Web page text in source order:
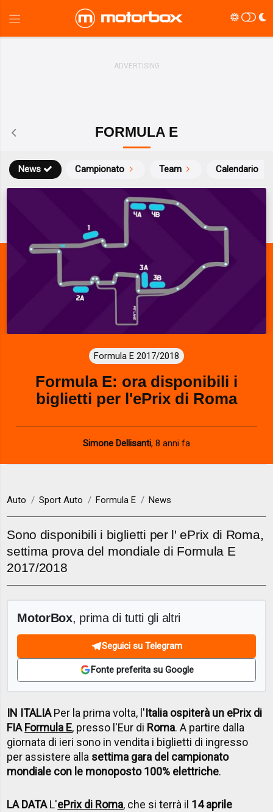
FORMULA E
News Campionato Team Calendario
Formula E 2017/2018
Formula E: ora disponibili i
biglietti per l'ePrix di Roma
Simone Dellisanti, 8 anni fa
Auto Sport Auto Formula E News
Sono disponibili i biglietti per l' ePrix di Roma,
settima prova del mondiale di Formula E
2017/2018
MotorBox, prima di tutti gli altri
Seguici su Telegram
Fonte preferita su Google
IN ITALIAPer la prima volta, l'Italia ospiterà un ePrix di
FIAFormula E, presso l'Eur di Roma. A partire dalla
giornata di ieri sono in vendita i biglietti di ingresso
per assistere alla settima gara del campionato
mondiale con le monoposto 100% elettriche.
LA DATAL'ePrix di Roma, che si terrà il 14 aprile